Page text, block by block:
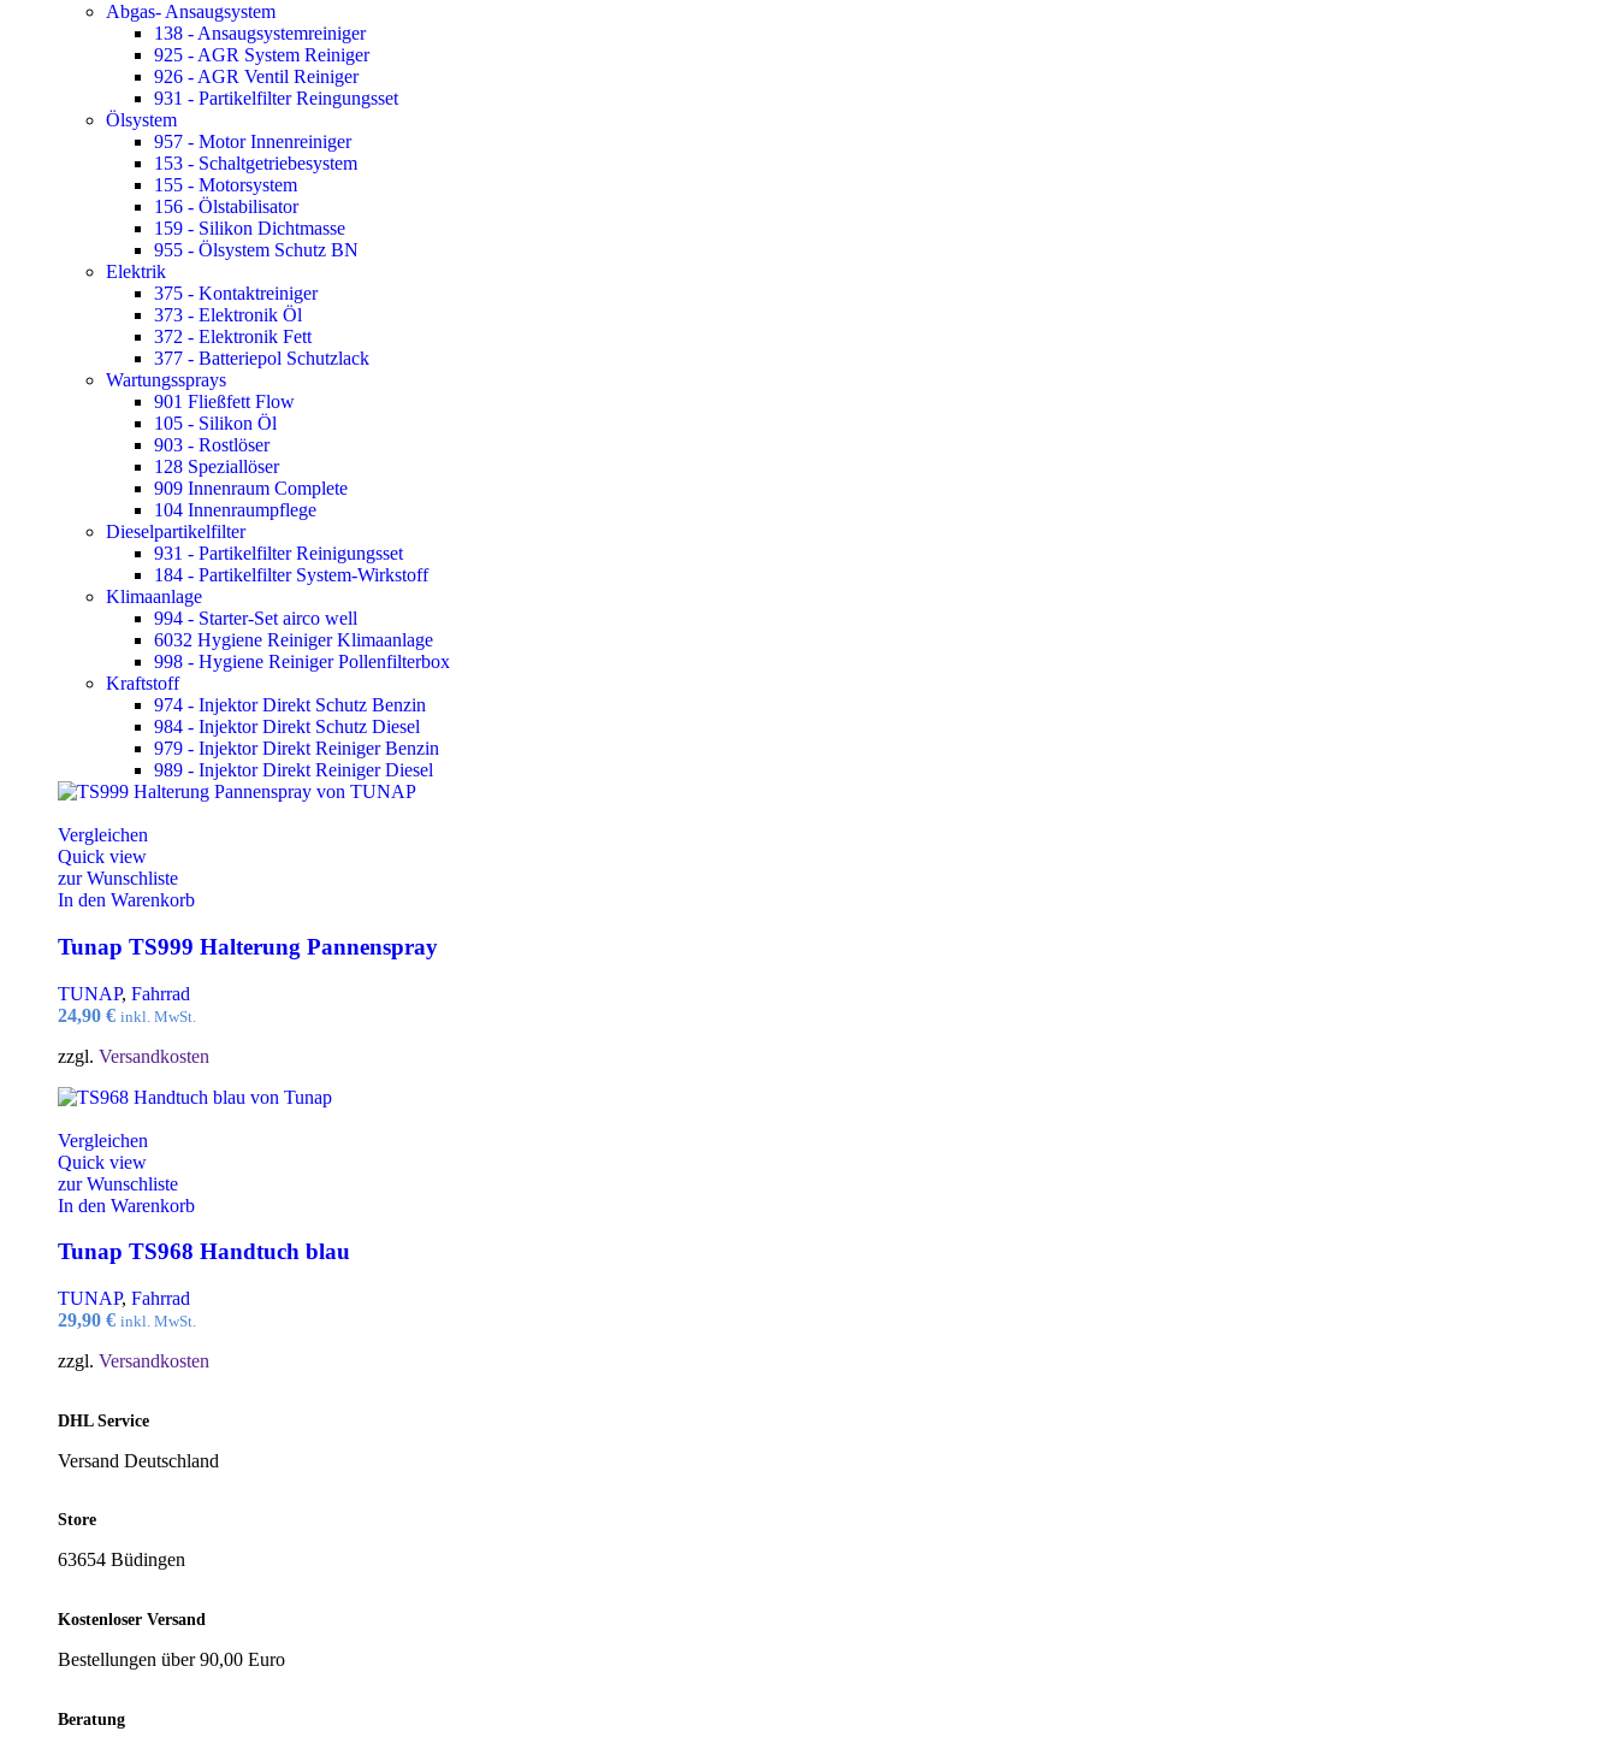
Abgas- Ansaugsystem
138 - Ansaugsystemreiniger
925 - AGR System Reiniger
926 - AGR Ventil Reiniger
931 - Partikelfilter Reingungsset
Ölsystem
957 - Motor Innenreiniger
153 - Schaltgetriebesystem
155 - Motorsystem
156 - Ölstabilisator
159 - Silikon Dichtmasse
955 - Ölsystem Schutz BN
Elektrik
375 - Kontaktreiniger
373 - Elektronik Öl
372 - Elektronik Fett
377 - Batteriepol Schutzlack
Wartungssprays
901 Fließfett Flow
105 - Silikon Öl
903 - Rostlöser
128 Speziallöser
909 Innenraum Complete
104 Innenraumpflege
Dieselpartikelfilter
931 - Partikelfilter Reinigungsset
184 - Partikelfilter System-Wirkstoff
Klimaanlage
994 - Starter-Set airco well
6032 Hygiene Reiniger Klimaanlage
998 - Hygiene Reiniger Pollenfilterbox
Kraftstoff
974 - Injektor Direkt Schutz Benzin
984 - Injektor Direkt Schutz Diesel
979 - Injektor Direkt Reiniger Benzin
989 - Injektor Direkt Reiniger Diesel
Vergleichen
Quick view
zur Wunschliste
In den Warenkorb
Tunap TS999 Halterung Pannenspray
TUNAP, Fahrrad
24,90 € inkl. MwSt.
zzgl. Versandkosten
Vergleichen
Quick view
zur Wunschliste
In den Warenkorb
Tunap TS968 Handtuch blau
TUNAP, Fahrrad
29,90 € inkl. MwSt.
zzgl. Versandkosten
DHL Service
Versand Deutschland
Store
63654 Büdingen
Kostenloser Versand
Bestellungen über 90,00 Euro
Beratung